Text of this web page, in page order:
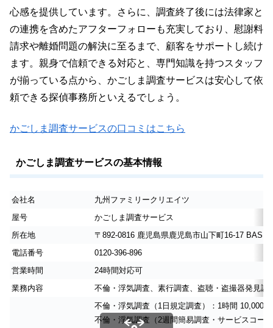
心感を提供しています。さらに、調査終了後には法律家と
の連携を含めたアフターフォローも充実しており、慰謝料
請求や離婚問題の解決に至るまで、顧客をサポートし続け
ます。親身で信頼できる対応と、専門知識を持つスタッフ
が揃っている点から、かごしま調査サービスは安心して依
頼できる探偵事務所といえるでしょう。
かごしま調査サービスの口コミはこちら
かごしま調査サービスの基本情報
会社名
九州ファミリークリエイツ
屋号
かごしま調査サービス
所在地
〒892-0816 鹿児島県鹿児島市山下町16-17 BASE
電話番号
0120-396-896
営業時間
24時間対応可
業務内容
不倫・浮気調査、素行調査、盗聴・盗撮器発見
不倫・浮気調査（1日規定調査）：1時間 10,000
不倫・浮気調査（2週間簡易調査・サービスコー